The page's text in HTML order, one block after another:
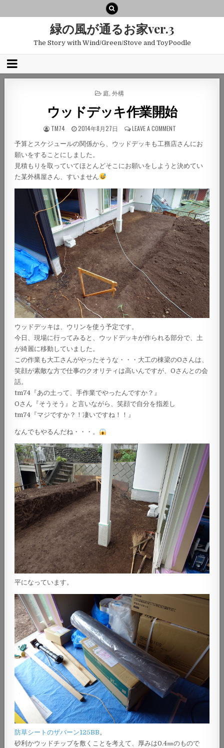
緑の風が通るお家ver.3
The Story with Wind/Green/Stove and ToyPoodle
POSTED
庭 外構
ウッドデッキ作業開始
TM74 2014年8月27日 LEAVE A COMMENT
予算とスケジュールの関係から、ウッドデッキも工務店さんにお
願いをすることにしました。
見積もりを取っていてほとんどそこにお願いをしようと決めてい
た某外構屋さん、すいません
ウッドデッキは、ウリンを使う予定です。
今日、現場に行ってみると、ウッドデッキが作られる部分で、土
が綺麗に移動していました。
この作業も大工さんがやったそうな・・・大工の棟梁のOさんは、
笑顔が素敵な方で仕事のクオリティは高いんですが、Oさんとの会
話。
tm74『あの土って、手作業でやったんですか？』
Oさん『そうそう』と言いながら、笑顔で自分を指差し
tm74『マジですか？！凄いですね！！』
なんでもやるんだね・・・。
平になっています。
防草シートのザバーン125BB。
砂利かウッドチップを敷くことを考えて、厚みは0.4㎜のもので